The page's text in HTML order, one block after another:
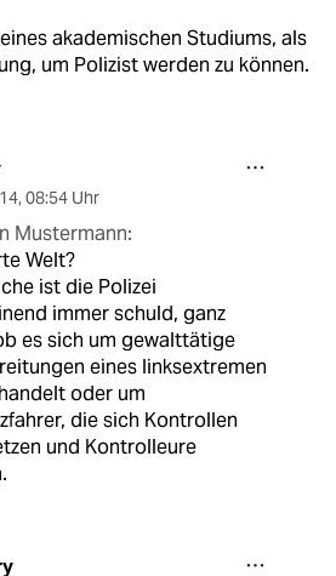
akademischen Studiums, als
um Polizist werden zu können.
, 08:54 Uhr
Mustermann:
Welt?
ist die Polizei
immer schuld, ganz
es sich um gewalttätige
eines linksextremen
oder um
die sich Kontrollen
und Kontrolleure